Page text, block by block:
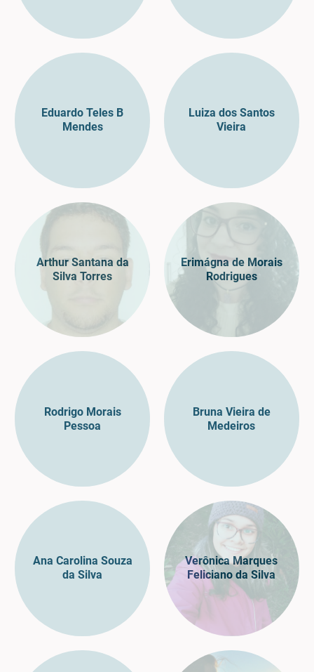
Eduardo Teles B
Mendes
Luiza dos Santos
Vieira
Arthur Santana da
Silva Torres
Erimágna de Morais
Rodrigues
Rodrigo Morais
Pessoa
Bruna Vieira de
Medeiros
Ana Carolina Souza
da Silva
Verônica Marques
Feliciano da Silva